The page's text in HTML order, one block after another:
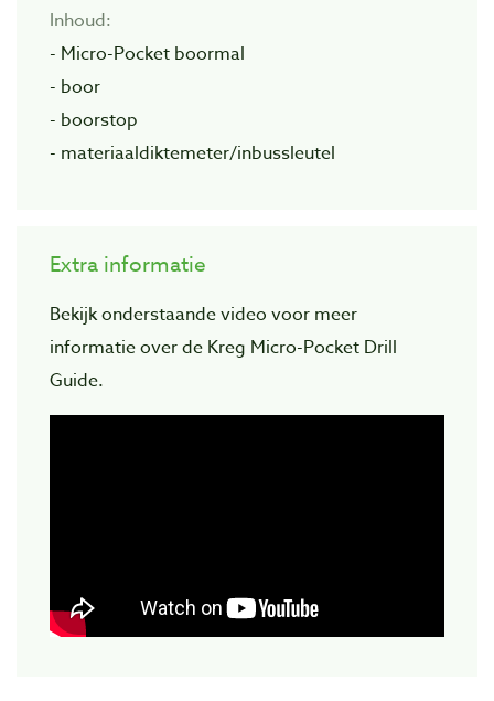
Inhoud:
- Micro-Pocket boormal
- boor
- boorstop
- materiaaldiktemeter/inbussleutel
Extra informatie
Bekijk onderstaande video voor meer
informatie over de Kreg Micro-Pocket Drill
Guide.